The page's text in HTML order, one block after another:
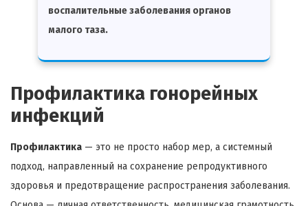
воспалительные заболевания органов
малого таза.
Профилактика гонорейных
инфекций
Профилактика — это не просто набор мер, а системный
подход, направленный на сохранение репродуктивного
здоровья и предотвращение распространения заболевания.